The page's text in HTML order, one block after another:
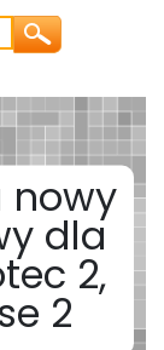
nowy
dla
2,
2